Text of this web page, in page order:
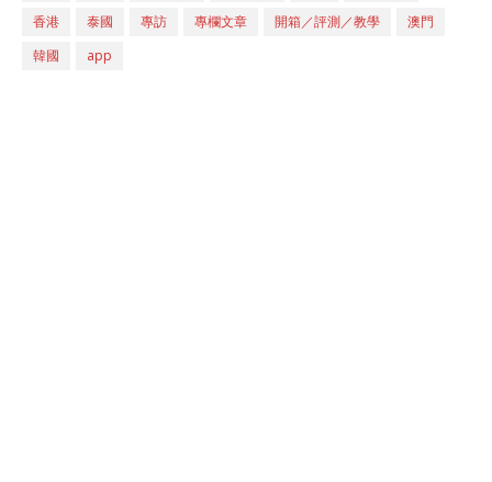
香港
泰國 專訪 專欄文章 開箱／評測／教學
澳門
韓國
app